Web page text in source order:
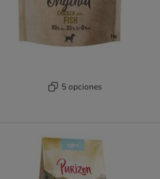
5 opciones